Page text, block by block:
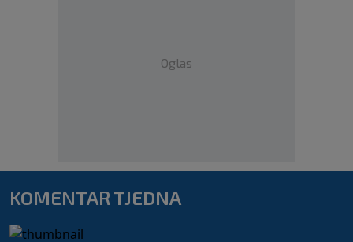
Oglas
KOMENTAR TJEDNA